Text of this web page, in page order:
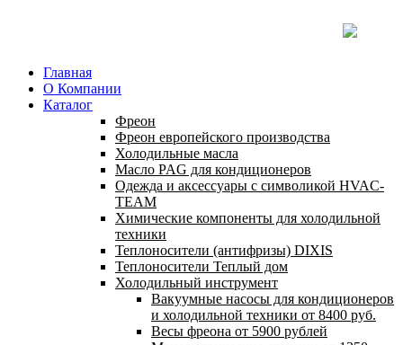
Главная
О Компании
Каталог
Фреон
Фреон европейского производства
Холодильные масла
Масло PAG для кондиционеров
Одежда и аксессуары с символикой HVAC-
TEAM
Химические компоненты для холодильной
техники
Теплоносители (антифризы) DIXIS
Теплоносители Теплый дом
Холодильный инструмент
Вакуумные насосы для кондиционеров
и холодильной техники от 8400 руб.
Весы фреона от 5900 рублей